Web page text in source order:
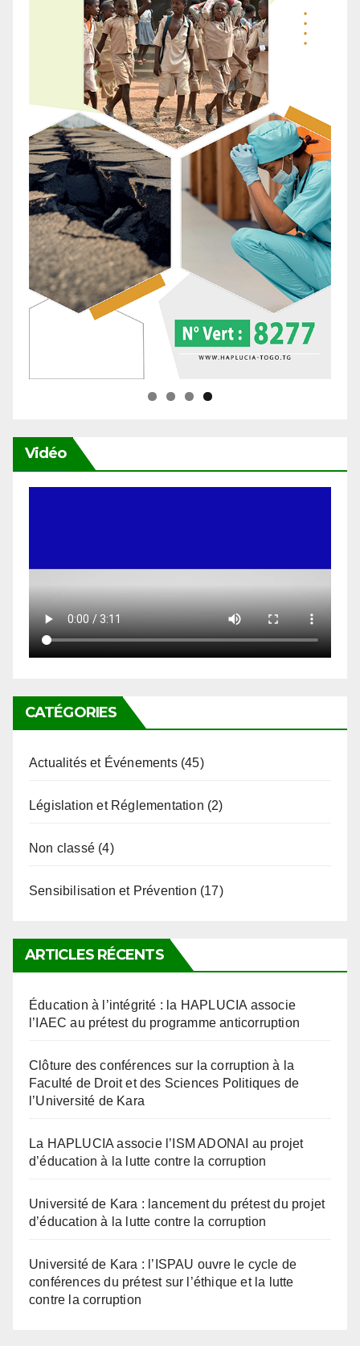
Vidéo
CATÉGORIES
ARTICLES RÉCENTS
l’IAEC au prétest du programme anticorruption
Faculté de Droit et des Sciences Politiques de
l’Université de Kara
d’éducation à la lutte contre la corruption
d’éducation à la lutte contre la corruption
conférences du prétest sur l’éthique et la lutte
contre la corruption